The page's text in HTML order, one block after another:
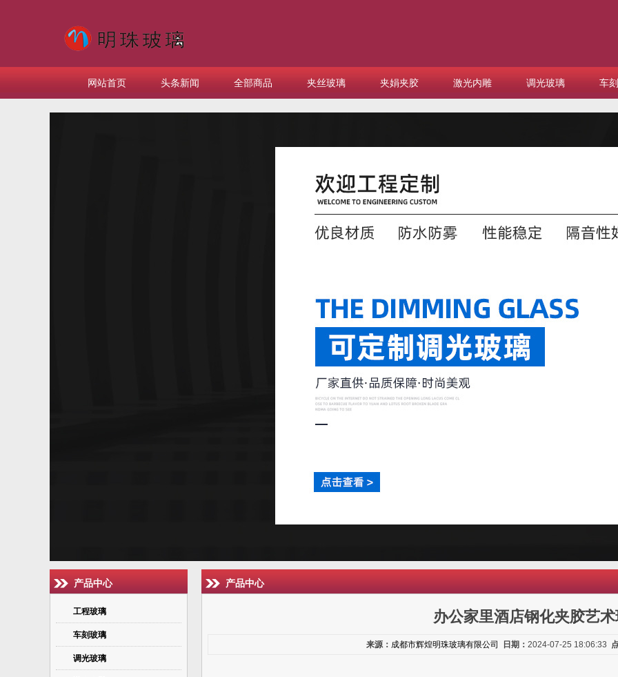
网站首页 头条新闻 全部商品 夹丝玻璃 夹娟夹胶 激光内雕 调光玻璃 车
产品中心
工程玻璃
车刻玻璃
调光玻璃
产品中心
办公家里酒店钢化夹胶艺
来源： 成都市辉煌明珠玻璃有限公司 日期： 2024-07-25 18:06:33